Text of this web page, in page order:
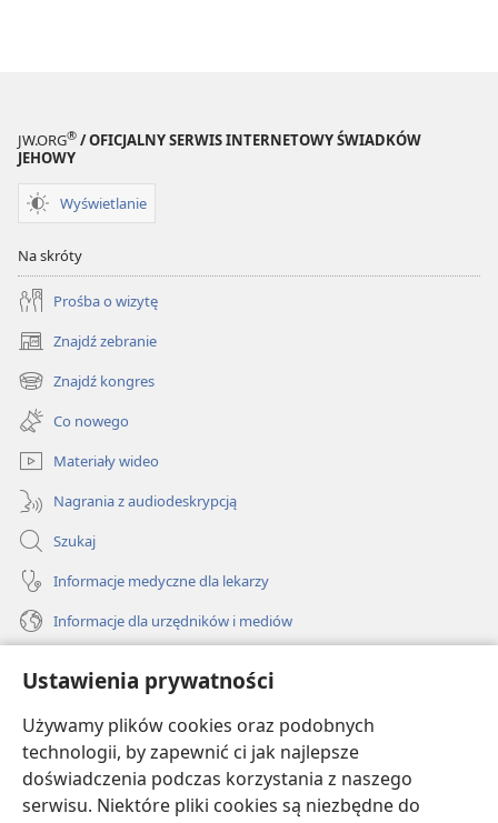
Ustawienia prywatności
Używamy plików cookies oraz podobnych
technologii, by zapewnić ci jak najlepsze
doświadczenia podczas korzystania z naszego
serwisu. Niektóre pliki cookies są niezbędne do
JW.ORG® / OFICJALNY SERWIS INTERNETOWY ŚWIADKÓW
JEHOWY
Wyświetlanie
Na skróty
Prośba o wizytę
Znajdź zebranie
(opens
new
window)
Znajdź kongres
(opens
new
window)
Co nowego
Materiały wideo
Nagrania z audiodeskrypcją
Szukaj
Informacje medyczne dla lekarzy
Informacje dla urzędników i mediów
Darowizny
(opens
new
window)BIBLIOTEKA INTERNETOWA Strażnicy
(opens
new